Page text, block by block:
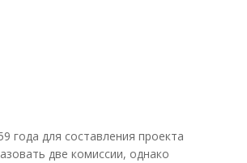
для составления проекта
две комиссии, однако